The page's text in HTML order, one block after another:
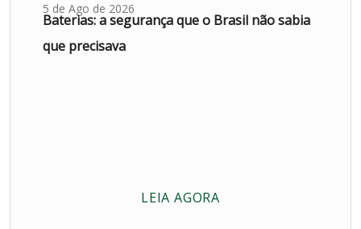
5 de Ago de 2026
Baterias: a segurança que o Brasil não sabia
que precisava
LEIA AGORA